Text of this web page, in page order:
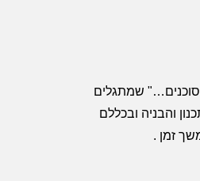
שמתגלים
והבניה ובכללם
זמן .